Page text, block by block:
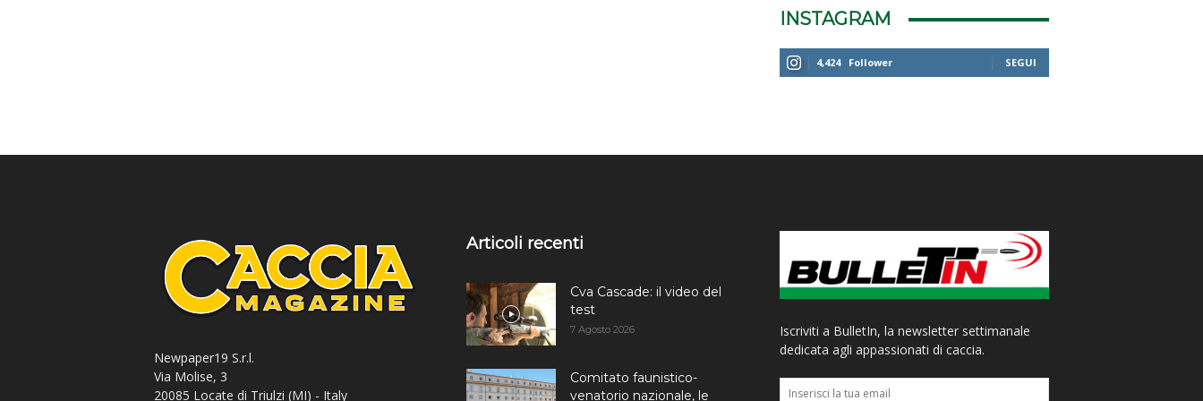
INSTAGRAM
4,424 Follower SEGUI
Newpaper19 S.r.l.
Via Molise, 3
20085 Locate di Triulzi (MI) - Italy
Articoli recenti
Cva Cascade: il video del
test
7 Agosto 2026
Comitato faunistico-
venatorio nazionale, le
Iscriviti a BulletIn, la newsletter settimanale
dedicata agli appassionati di caccia.